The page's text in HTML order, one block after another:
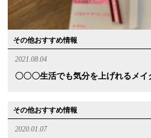
その他おすすめ情報
2021.08.04
〇〇〇生活でも気分を上げれるメイ
その他おすすめ情報
2020.01.07